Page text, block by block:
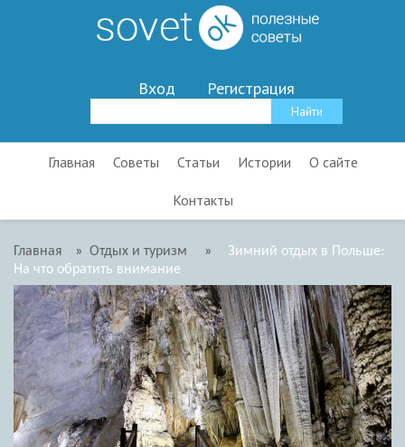
Вход Регистрация
Главная Советы Статьи Истории О сайте
Контакты
Главная » Отдых и туризм »
Зимний отдых в Польше:
На что обратить внимание